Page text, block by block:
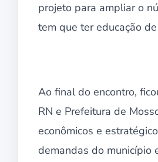
projeto para ampliar o
tem que ter educação
Ao final do encontro,
RN e Prefeitura de
econômicos e
demandas do município